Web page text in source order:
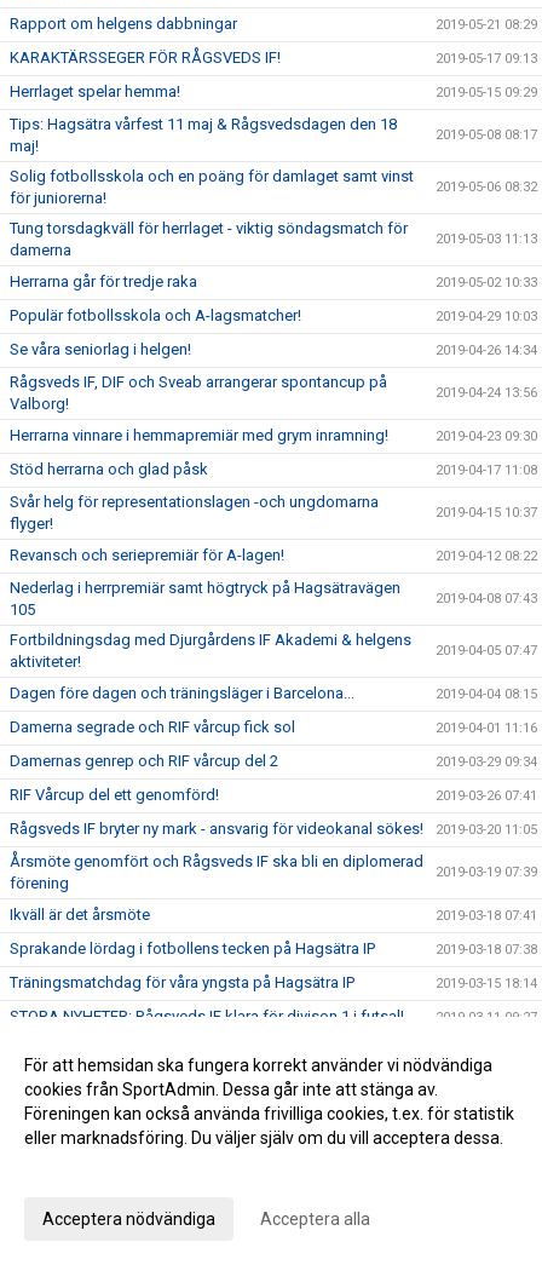
Rapport om helgens dabbningar 2019-05-21 08:29
KARAKTÄRSSEGER FÖR RÅGSVEDS IF! 2019-05-17 09:13
Herrlaget spelar hemma! 2019-05-15 09:29
Tips: Hagsätra vårfest 11 maj & Rågsvedsdagen den 18
maj!
2019-05-08 08:17
Solig fotbollsskola och en poäng för damlaget samt vinst
för juniorerna!
2019-05-06 08:32
Tung torsdagkväll för herrlaget - viktig söndagsmatch för
damerna
2019-05-03 11:13
Herrarna går för tredje raka 2019-05-02 10:33
Populär fotbollsskola och A-lagsmatcher! 2019-04-29 10:03
Se våra seniorlag i helgen! 2019-04-26 14:34
Rågsveds IF, DIF och Sveab arrangerar spontancup på
Valborg!
2019-04-24 13:56
Herrarna vinnare i hemmapremiär med grym inramning! 2019-04-23 09:30
Stöd herrarna och glad påsk 2019-04-17 11:08
Svår helg för representationslagen -och ungdomarna
flyger!
2019-04-15 10:37
Revansch och seriepremiär för A-lagen! 2019-04-12 08:22
Nederlag i herrpremiär samt högtryck på Hagsätravägen
105
2019-04-08 07:43
Fortbildningsdag med Djurgårdens IF Akademi & helgens
aktiviteter!
2019-04-05 07:47
Dagen före dagen och träningsläger i Barcelona... 2019-04-04 08:15
Damerna segrade och RIF vårcup fick sol 2019-04-01 11:16
Damernas genrep och RIF vårcup del 2 2019-03-29 09:34
RIF Vårcup del ett genomförd! 2019-03-26 07:41
Rågsveds IF bryter ny mark - ansvarig för videokanal sökes! 2019-03-20 11:05
Årsmöte genomfört och Rågsveds IF ska bli en diplomerad
förening
2019-03-19 07:39
Ikväll är det årsmöte 2019-03-18 07:41
Sprakande lördag i fotbollens tecken på Hagsätra IP 2019-03-18 07:38
Träningsmatchdag för våra yngsta på Hagsätra IP 2019-03-15 18:14
STORA NYHETER: Rågsveds IF klara för divison 1 i futsal! 2019-03-11 09:27
Årets första ledar- och tränarmöte genomfört
Årets första vänskapsmatchdag igång 2019-03-02 11:57
Träningsmatchdag 1 för ungdomar
ÅRSMÖTE MÅNDAG 18/3 19.00
För att hemsidan ska fungera korrekt använder vi nödvändiga
cookies från SportAdmin. Dessa går inte att stänga av.
Föreningen kan också använda frivilliga cookies, t.ex. för statistik
eller marknadsföring. Du väljer själv om du vill acceptera dessa.
Acceptera nödvändiga Acceptera alla